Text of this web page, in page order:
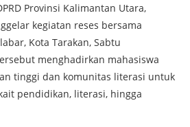
Provinsi Kalimantan Utara,
kegiatan reses bersama
Kota Tarakan, Sabtu
menghadirkan mahasiswa
tinggi dan komunitas literasi untuk
pendidikan, literasi, hingga